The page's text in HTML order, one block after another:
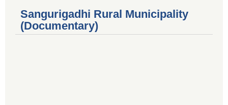
Sangurigadhi Rural Municipality
(Documentary)